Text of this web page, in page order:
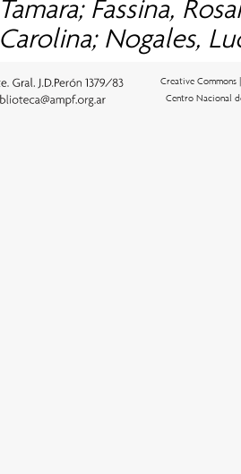
Tamara; Fassina,
Carolina; Nogales,
Creative Commons
Centro Nacional